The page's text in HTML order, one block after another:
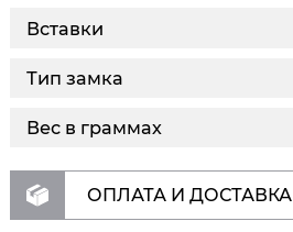
Вставки
Тип замка
Вес в граммах
ОПЛАТА И ДОСТАВКА